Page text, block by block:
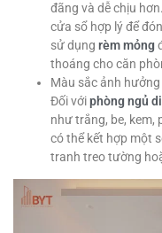
đãng và dễ chịu
cửa sổ hợp lý để
sử dụng rèm mỏng
thoáng cho căn
Màu sắc ảnh
Đối vớiphòng ngủ
như trắng, be, kem,
có thể kết hợp một
tranh treo tường